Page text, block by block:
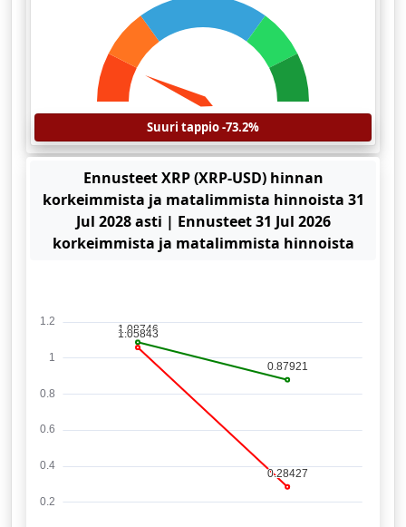
Suuri tappio -73.2%
Ennusteet XRP (XRP-USD) hinnan
korkeimmista ja matalimmista hinnoista 31
Jul 2028 asti | Ennusteet 31 Jul 2026
korkeimmista ja matalimmista hinnoista